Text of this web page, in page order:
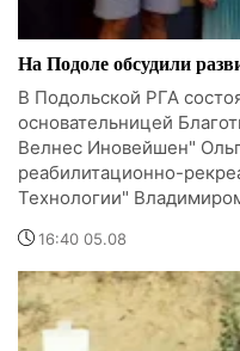
На Подоле обсудили
В Подольской РГА
основательницей
Велнес Иновейшен"
реабилитационно-
Технологии"
16:40 05.08